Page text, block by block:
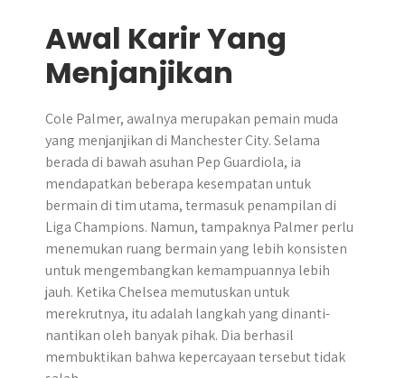
Awal Karir Yang
Menjanjikan
Cole Palmer, awalnya merupakan pemain muda
yang menjanjikan di Manchester City. Selama
berada di bawah asuhan Pep Guardiola, ia
mendapatkan beberapa kesempatan untuk
bermain di tim utama, termasuk penampilan di
Liga Champions. Namun, tampaknya Palmer perlu
menemukan ruang bermain yang lebih konsisten
untuk mengembangkan kemampuannya lebih
jauh. Ketika Chelsea memutuskan untuk
merekrutnya, itu adalah langkah yang dinanti-
nantikan oleh banyak pihak. Dia berhasil
membuktikan bahwa kepercayaan tersebut tidak